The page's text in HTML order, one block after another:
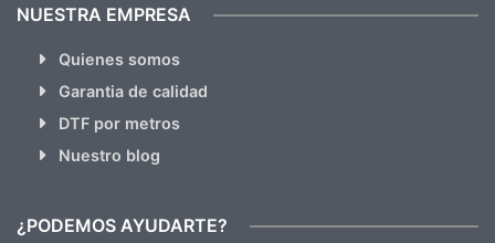
NUESTRA EMPRESA
Quienes somos
Garantia de calidad
DTF por metros
Nuestro blog
¿PODEMOS AYUDARTE?